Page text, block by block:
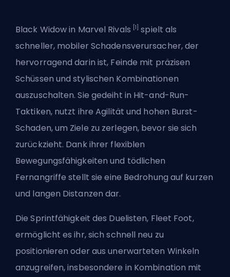
Black Widow in Marvel Rivals [1] spielt als
schneller, mobiler Schadensverursacher, der
hervorragend darin ist, Feinde mit präzisen
Schüssen und stylischen Kombinationen
auszuschalten. Sie gedeiht in Hit-and-Run-
Taktiken, nutzt ihre Agilität und hohen Burst-
Schaden, um Ziele zu zerlegen, bevor sie sich
zurückzieht. Dank ihrer flexiblen
Bewegungsfähigkeiten und tödlichen
Fernangriffe stellt sie eine Bedrohung auf kurzen
und langen Distanzen dar.
Die Sprintfähigkeit des Duelisten, Fleet Foot,
ermöglicht es ihr, sich schnell neu zu
positionieren oder aus unerwarteten Winkeln
anzugreifen, insbesondere in Kombination mit